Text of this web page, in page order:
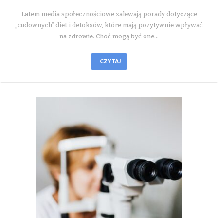
Latem media społecznościowe zalewają porady dotyczące
„cudownych” diet i detoksów, które mają pozytywnie wpływać
na zdrowie. Choć mogą być one…
CZYTAJ